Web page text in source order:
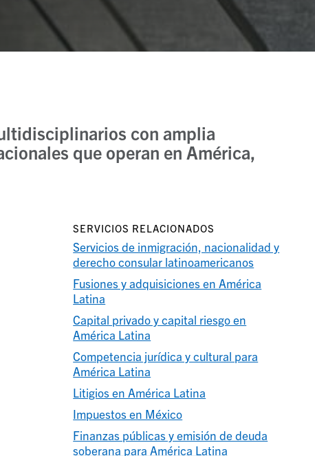
con amplia
que operan en América,
SERVICIOS RELACIONADOS
Servicios de inmigración, nacionalidad y
derecho consular latinoamericanos
Fusiones y adquisiciones en América
Latina
Capital privado y capital riesgo en
América Latina
Competencia jurídica y cultural para
América Latina
Litigios en América Latina
Impuestos en México
Finanzas públicas y emisión de deuda
soberana para América Latina